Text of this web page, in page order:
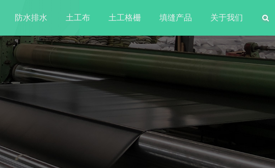
防水排水 土工布 土工格栅 填缝产品 关于我们